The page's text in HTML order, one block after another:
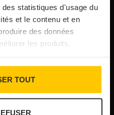
statistiques d'usage du
et le contenu et en
des données
les produits.
TOUT
saison, mais pas
rehaussée à 8 000 €
A63 réouverte